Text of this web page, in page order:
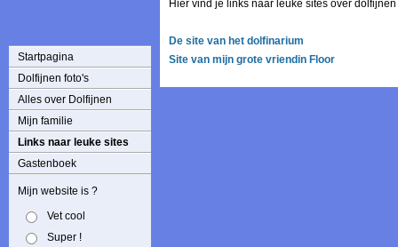
Startpagina
Dolfijnen foto's
Alles over Dolfijnen
Mijn familie
Links naar leuke sites
Gastenboek
Mijn website is ?
Vet cool
Super !
Hier vind je links naar leuke sites over
De site van het dolfinarium
Site van mijn grote vriendin Floor